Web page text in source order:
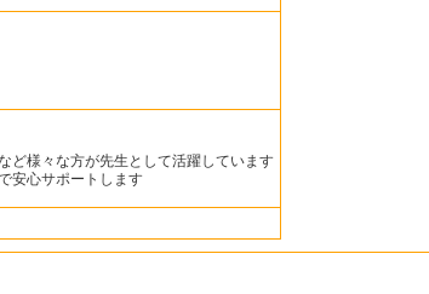
ど様々な方が先生として活躍しています
安心サポートします